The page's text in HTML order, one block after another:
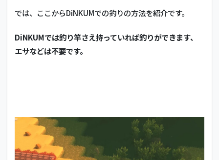
法
では、ここからDiNKUMでの釣りの方法を紹介です。
DiNKUMでは釣り竿さえ持っていれば釣りができます、
エサなどは不要です。